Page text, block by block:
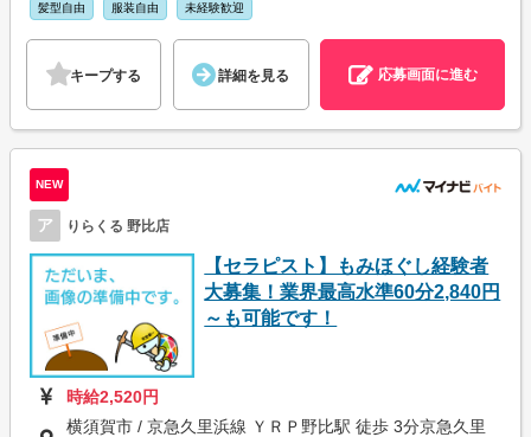
髪型自由 服装自由 未経験歓迎
キープする 詳細を見る 応募画面に進む
NEW
ア りらくる 野比店
【セラピスト】もみほぐし経験者
大募集！業界最高水準60分2,840円
～も可能です！
時給2,520円
横須賀市 / 京急久里浜線 ＹＲＰ野比駅 徒歩 3分京急久里